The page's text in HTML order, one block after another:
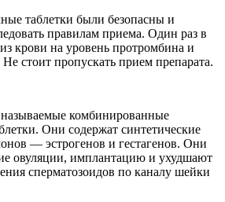
таблетки были безопасны и
правилам приема. Один раз в
крови на уровень протромбина и
стоит пропускать прием препарата.
комбинированные
Они содержат синтетические
— эстрогенов и гестагенов. Они
овуляции, имплантацию и ухудшают
сперматозоидов по каналу шейки